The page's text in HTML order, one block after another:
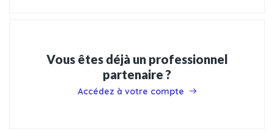
Vous êtes déjà un professionnel
partenaire ?
Accédez à votre compte